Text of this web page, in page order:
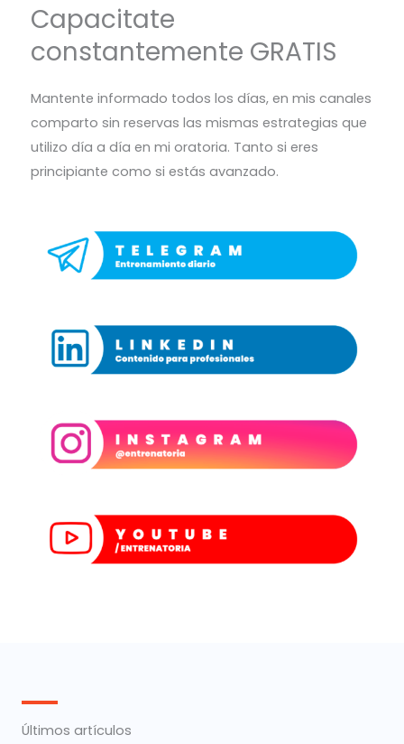
Capacitate
constantemente GRATIS
Mantente informado todos los días, en mis canales
comparto sin reservas las mismas estrategias que
utilizo día a día en mi oratoria. Tanto si eres
principiante como si estás avanzado.
Últimos artículos